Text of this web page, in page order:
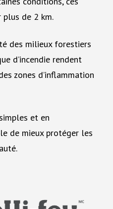
plus de 2 km.
des milieux forestiers
d’incendie rendent
zones d’inflammation
et en
de mieux protéger les